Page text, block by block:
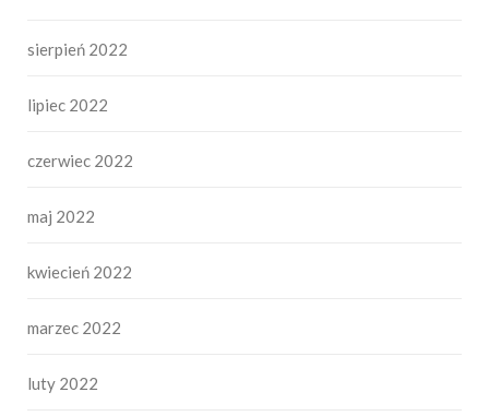
sierpień 2022
lipiec 2022
czerwiec 2022
maj 2022
kwiecień 2022
marzec 2022
luty 2022